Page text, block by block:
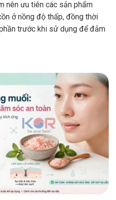
nên ưu tiên các sản phẩm
ở nồng độ thấp, đồng thời
trước khi sử dụng để đảm